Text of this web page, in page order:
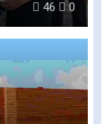
46 0